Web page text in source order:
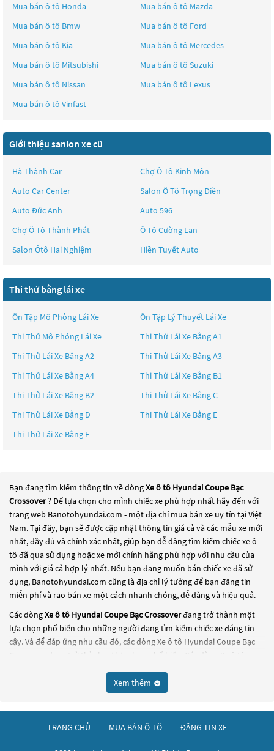
Mua bán ô tô Honda Mua bán ô tô Mazda
Mua bán ô tô Bmw Mua bán ô tô Ford
Mua bán ô tô Kia Mua bán ô tô Mercedes
Mua bán ô tô Mitsubishi Mua bán ô tô Suzuki
Mua bán ô tô Nissan Mua bán ô tô Lexus
Mua bán ô tô Vinfast
Giới thiệu sanlon xe cũ
Hà Thành Car
Chợ Ô Tô Kinh Môn
Auto Car Center
Salon Ô Tô Trọng Điền
Auto Đức Anh
Auto 596
Chợ Ô Tô Thành Phát
Ô Tô Cường Lan
Salon Ôtô Hai Nghiệm
Hiền Tuyết Auto
Thi thử bằng lái xe
Ôn Tập Mô Phỏng Lái Xe
Ôn Tập Lý Thuyết Lái Xe
Thi Thử Mô Phỏng Lái Xe
Thi Thử Lái Xe Bằng A1
Thi Thử Lái Xe Bằng A2
Thi Thử Lái Xe Bằng A3
Thi Thử Lái Xe Bằng A4
Thi Thử Lái Xe Bằng B1
Thi Thử Lái Xe Bằng B2
Thi Thử Lái Xe Bằng C
Thi Thử Lái Xe Bằng D
Thi Thử Lái Xe Bằng E
Thi Thử Lái Xe Bằng F
Bạn đang tìm kiếm thông tin về dòngXe ô tô Hyundai Coupe Bạc
Crossover? Để lựa chọn cho mình chiếc xe phù hợp nhất hãy đến với
trang web Banotohyundai.com - một địa chỉ mua bán xe uy tín tại Việt
Nam. Tại đây, bạn sẽ được cập nhật thông tin giá cả và các mẫu xe mới
nhất, đầy đủ và chính xác nhất, giúp bạn dễ dàng tìm kiếm chiếc xe ô
tô đã qua sử dụng hoặc xe mới chính hãng phù hợp với nhu cầu của
mình với giá cả hợp lý nhất. Nếu bạn đang muốn bán chiếc xe đã sử
dụng, Banotohyundai.com cũng là địa chỉ lý tưởng để bạn đăng tin
miễn phí và rao bán xe một cách nhanh chóng, dễ dàng và hiệu quả.
Các dòngXe ô tô Hyundai Coupe Bạc Crossoverđang trở thành một
lựa chọn phổ biến cho những người đang tìm kiếm chiếc xe đáng tin
cậy. Và để đáp ứng nhu cầu đó, các dòngXe ô tô Hyundai Coupe Bạc
đang trở thành sự lựa chọn phổ biến. Các dòng
được nâng cấp, hoặc là các dòng xe mới với thiết kế hiện đại và công
Xe ô tô Hyundai Coupe Bạc Crossover
đều được kiểm tra và bảo dưỡng kỹ lưỡng để đảm bảo chất lượng và
hiệu suất tốt nhất. Nếu bạn đang tìm kiếm một chiếc xe, hãy khám
Xem thêm
TRANG CHỦ MUA BÁN Ô TÔ ĐĂNG TIN XE